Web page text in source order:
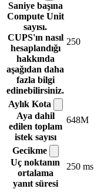
Saniye başına
Compute Unit
sayısı.
CUPS'ın nasıl
hesaplandığı
hakkında
aşağıdan daha
fazla bilgi
edinebilirsiniz.
250
Aylık Kota
Aya dahil
edilen toplam
istek sayısı
648M
Gecikme
Uç noktanın
ortalama
yanıt süresi
250 ms